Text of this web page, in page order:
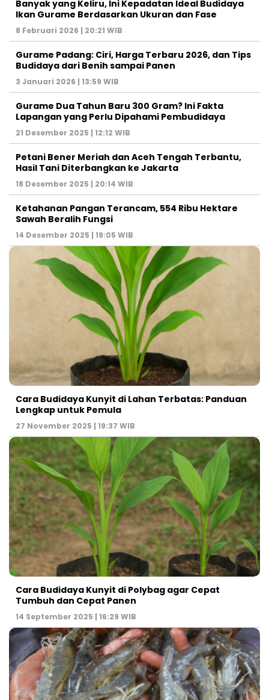
Banyak yang Keliru, Ini Kepadatan Ideal Budidaya
Ikan Gurame Berdasarkan Ukuran dan Fase
8 Februari 2026 | 20:21 WIB
Gurame Padang: Ciri, Harga Terbaru 2026, dan Tips
Budidaya dari Benih sampai Panen
3 Januari 2026 | 13:59 WIB
Gurame Dua Tahun Baru 300 Gram? Ini Fakta
Lapangan yang Perlu Dipahami Pembudidaya
21 Desember 2025 | 12:12 WIB
Petani Bener Meriah dan Aceh Tengah Terbantu,
Hasil Tani Diterbangkan ke Jakarta
18 Desember 2025 | 20:14 WIB
Ketahanan Pangan Terancam, 554 Ribu Hektare
Sawah Beralih Fungsi
14 Desember 2025 | 19:05 WIB
Cara Budidaya Kunyit di Lahan Terbatas: Panduan
Lengkap untuk Pemula
27 November 2025 | 19:37 WIB
Cara Budidaya Kunyit di Polybag agar Cepat
Tumbuh dan Cepat Panen
14 September 2025 | 16:29 WIB